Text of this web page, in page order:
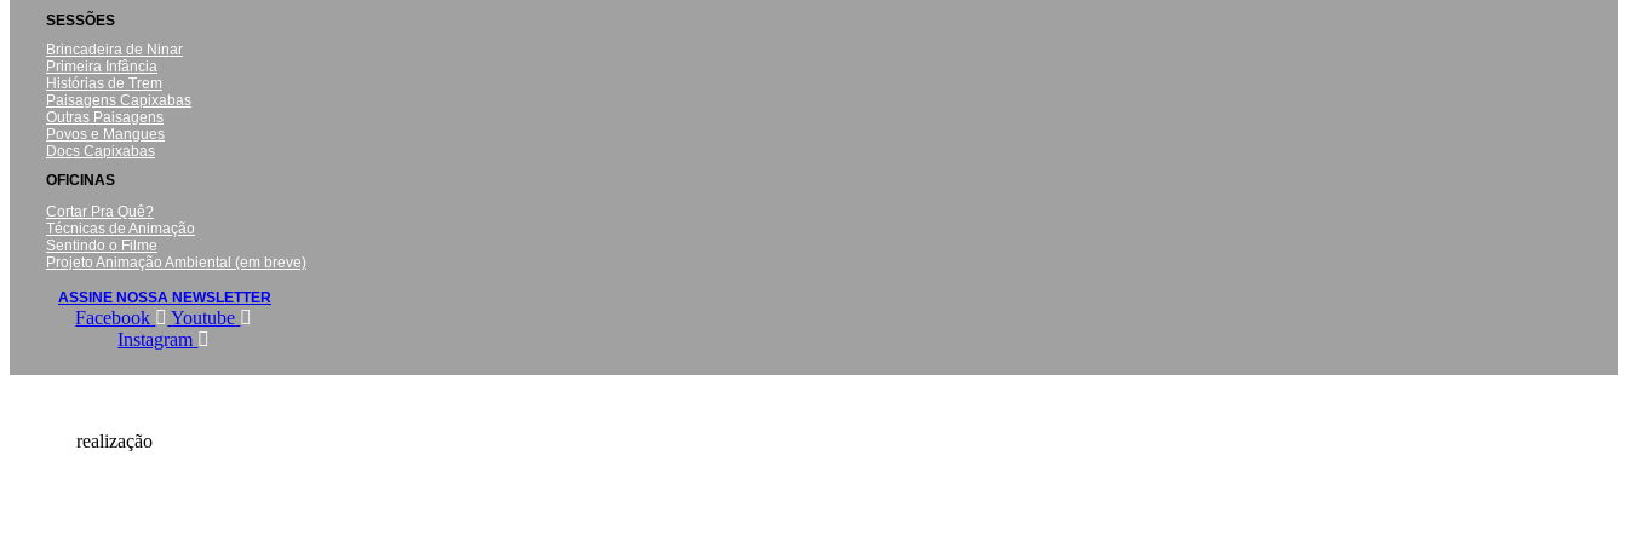
SESSÕES
Brincadeira de Ninar
Primeira Infância
Histórias de Trem
Paisagens Capixabas
Outras Paisagens
Povos e Mangues
Docs Capixabas
OFICINAS
Cortar Pra Quê?
Técnicas de Animação
Sentindo o Filme
Projeto Animação Ambiental (em breve)
ASSINE NOSSA NEWSLETTER
Facebook
Youtube
Instagram
realização